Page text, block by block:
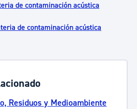
de contaminación acústica
de contaminación acústica
Residuos y Medioambiente